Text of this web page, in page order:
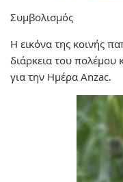
Συμβολισμός
Η εικόνα της κοινής
διάρκεια του πολέμου
για την Ημέρα Anzac.